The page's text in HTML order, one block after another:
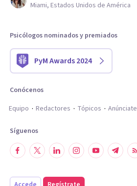
Miami, Estados Unidos de América
Psicólogos nominados y premiados
PyM Awards 2024
Conócenos
Equipo
Redactores Tópicos Anúnciate
Síguenos